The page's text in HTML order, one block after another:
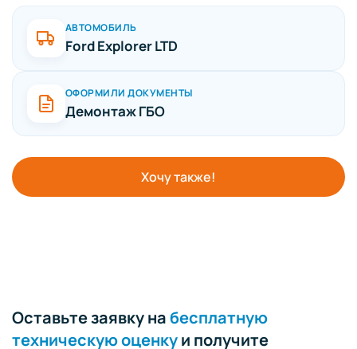
АВТОМОБИЛЬ
Ford Explorer LTD
ОФОРМИЛИ ДОКУМЕНТЫ
Демонтаж ГБО
Хочу также!
Оставьте заявку набесплатную
техническую оценкуи получите